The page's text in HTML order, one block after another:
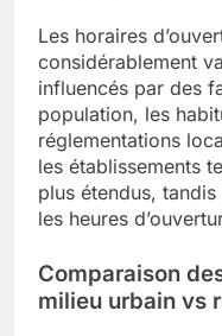
Les horaires
considérablement
influencés par des
population, les
réglementations
les établissements
plus étendus,
les heures
Comparaison
milieu urbain vs